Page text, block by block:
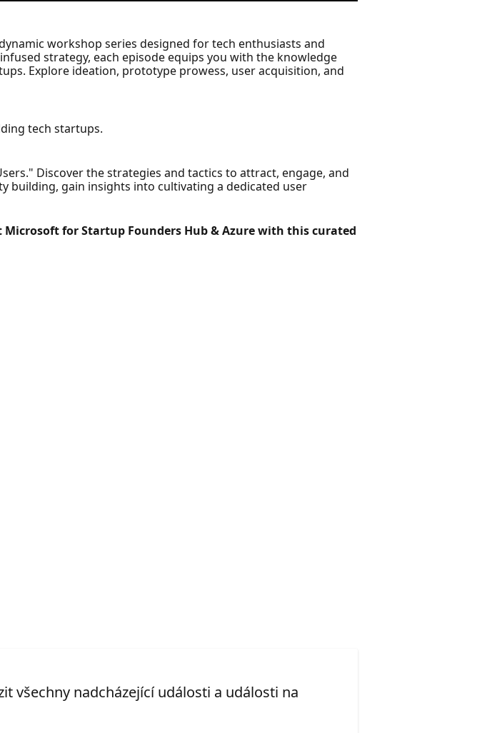
workshop series designed for tech enthusiasts and
strategy, each episode equips you with the knowledge
Explore ideation, prototype prowess, user acquisition, and
tech startups.
Discover the strategies and tactics to attract, engage, and
building, gain insights into cultivating a dedicated user
for Startup Founders Hub & Azure with this curated
všechny nadcházející události a události na